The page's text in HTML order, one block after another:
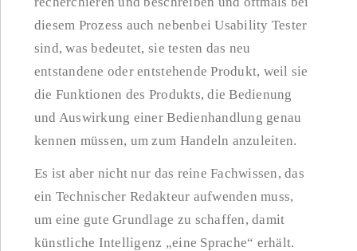
diesem Prozess auch nebenbei Usability Tester
sind, was bedeutet, sie testen das neu
entstandene oder entstehende Produkt, weil sie
die Funktionen des Produkts, die Bedienung
und Auswirkung einer Bedienhandlung genau
kennen müssen, um zum Handeln anzuleiten.
Es ist aber nicht nur das reine Fachwissen, das
ein Technischer Redakteur aufwenden muss,
um eine gute Grundlage zu schaffen, damit
künstliche Intelligenz „eine Sprache“ erhält.